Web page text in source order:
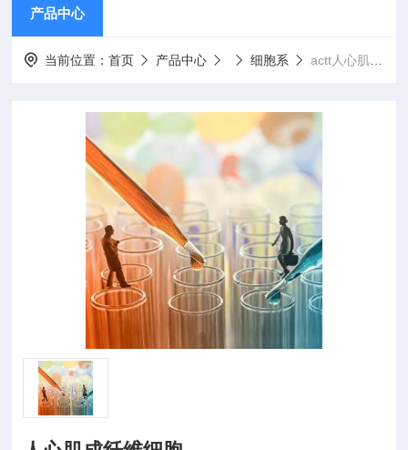
产品中心
当前位置：首页 产品中心 细胞系 actt人心肌成纤维细胞